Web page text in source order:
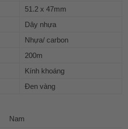
51.2 x 47mm
Dây nhựa
Nhựa/ carbon
200m
Kính khoáng
Đen vàng
Nam